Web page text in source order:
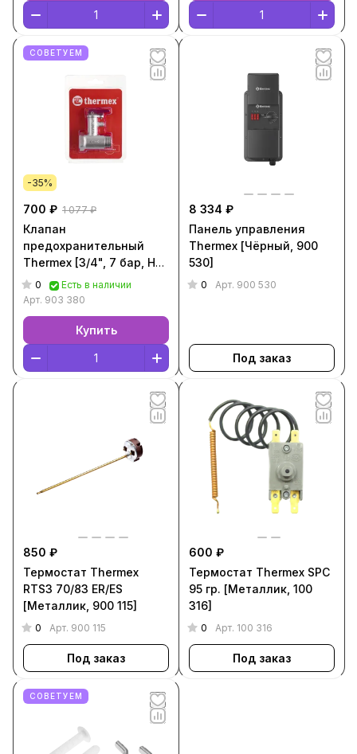
СОВЕТУЕМ
-35%
700 ₽ 1 077 ₽
Клапан
предохранительный
Thermex [3/4", 7 бар, НР,
с ручкой]
0
Есть в наличии
Арт. 903 380
Купить
8 334 ₽
Панель управления
Thermex [Чёрный, 900
530]
0 Арт. 900 530
Под заказ
850 ₽
Термостат Thermex
RTS3 70/83 ER/ES
[Металлик, 900 115]
0 Арт. 900 115
Под заказ
600 ₽
Термостат Thermex SPC
95 гр. [Металлик, 100
316]
0 Арт. 100 316
Под заказ
СОВЕТУЕМ